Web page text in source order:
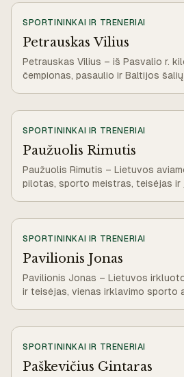
SPORTININKAI IR TRENERIAI
Petrauskas Vilius
Petrauskas Vilius – iš Pasvalio r.
čempionas, pasaulio ir Baltijos šalių
SPORTININKAI IR TRENERIAI
Paužuolis Rimutis
Paužuolis Rimutis – Lietuvos
pilotas, sporto meistras, teisėjas ir
SPORTININKAI IR TRENERIAI
Pavilionis Jonas
Pavilionis Jonas – Lietuvos
ir teisėjas, vienas irklavimo sporto
SPORTININKAI IR TRENERIAI
Paškevičius Gintaras